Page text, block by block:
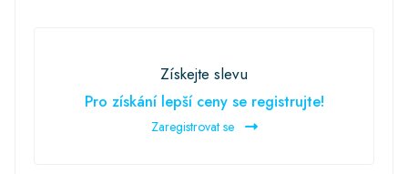
Získejte slevu
Pro získání lepší ceny se registrujte!
Zaregistrovat se